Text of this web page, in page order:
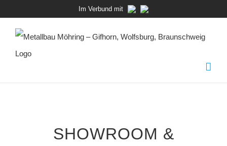
springen
Im Verbund mit
SHOWROOM &